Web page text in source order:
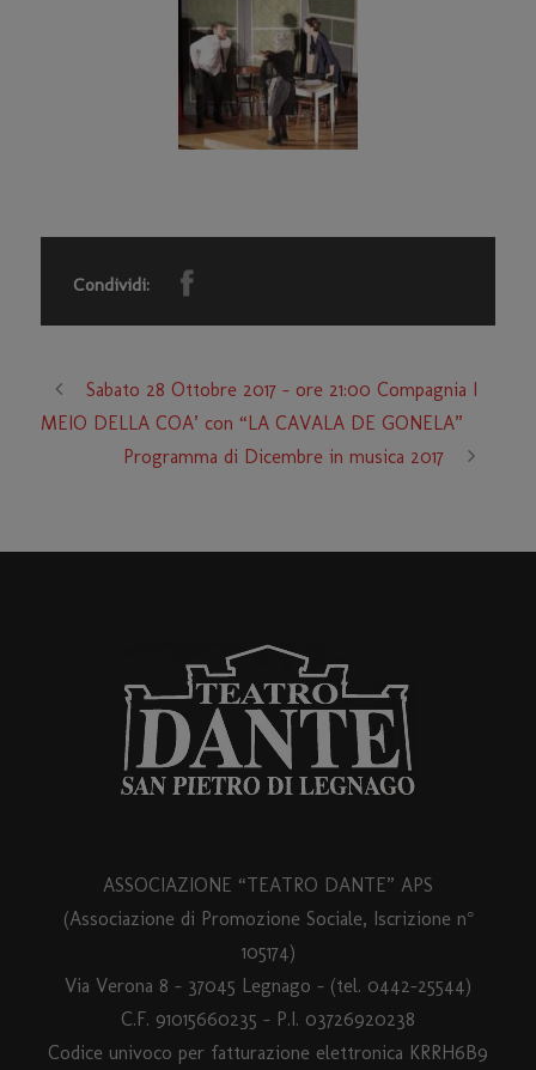
Condividi:
Sabato 28 Ottobre 2017 – ore 21:00 Compagnia I
MEIO DELLA COA’ con “LA CAVALA DE GONELA”
Programma di Dicembre in musica 2017
ASSOCIAZIONE “TEATRO DANTE” APS
(Associazione di Promozione Sociale, Iscrizione n°
105174)
Via Verona 8 – 37045 Legnago – (tel. 0442-25544)
C.F. 91015660235 - P.I. 03726920238
Codice univoco per fatturazione elettronica KRRH6B9